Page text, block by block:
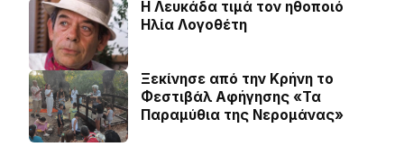
Η Λευκάδα τιμά τον ηθοποιό
Ηλία Λογοθέτη
Ξεκίνησε από την Κρήνη το
Φεστιβάλ Αφήγησης «Τα
Παραμύθια της Νερομάνας»